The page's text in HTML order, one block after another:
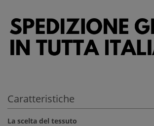
Caratteristiche
La scelta del tessuto